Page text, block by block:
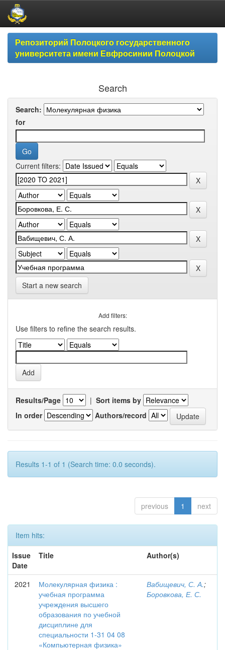
Skip
navigationРепозиторий Полоцкого государственного
университета имени Евфросинии Полоцкой
Search
Search:
for
Current filters:
Start a new search
Add filters:
Use filters to refine the search results.
Results/Page | Sort items by
In order
Authors/record
Results 1-1 of 1 (Search time: 0.0 seconds).
previous 1 next
Item hits:
Issue
Date
Title Author(s)
2021
Молекулярная физика :
учебная программа
учреждения высшего
образования по учебной
дисциплине для
специальности 1-31 04 08
«Компьютерная физика»
Вабищевич, С. А.;
Боровкова, Е. С.